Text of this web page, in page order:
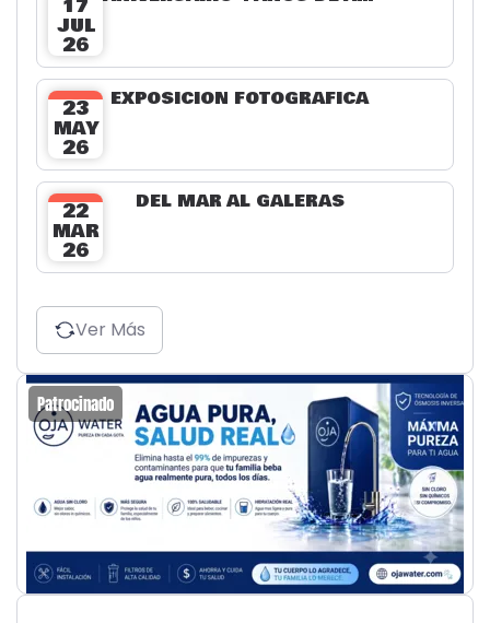
17
JUL
26
23
MAY
26
EXPOSICIÓN FOTOGRÁFICA
22
MAR
26
DEL MAR AL GALERAS
Ver Más
Patrocinado